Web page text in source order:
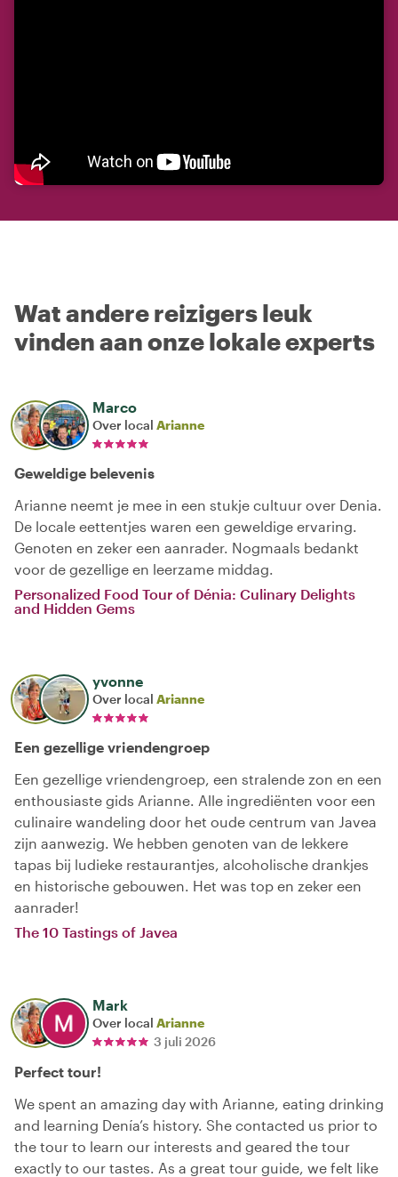
Wat andere reizigers leuk
vinden aan onze lokale experts
Marco
Over local Arianne
Geweldige belevenis
Arianne neemt je mee in een stukje cultuur over Denia.
De locale eettentjes waren een geweldige ervaring.
Genoten en zeker een aanrader. Nogmaals bedankt
voor de gezellige en leerzame middag.
Personalized Food Tour of Dénia: Culinary Delights
and Hidden Gems
yvonne
Over local Arianne
Een gezellige vriendengroep
Een gezellige vriendengroep, een stralende zon en een
enthousiaste gids Arianne. Alle ingrediënten voor een
culinaire wandeling door het oude centrum van Javea
zijn aanwezig. We hebben genoten van de lekkere
tapas bij ludieke restaurantjes, alcoholische drankjes
en historische gebouwen. Het was top en zeker een
aanrader!
The 10 Tastings of Javea
Mark
Over local Arianne
3 juli 2026
Perfect tour!
We spent an amazing day with Arianne, eating drinking
and learning Denía’s history. She contacted us prior to
the tour to learn our interests and geared the tour
exactly to our tastes. As a great tour guide, we felt like